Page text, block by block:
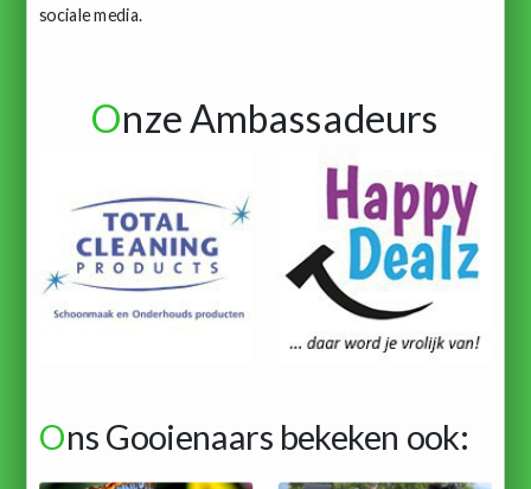
sociale media.
Onze Ambassadeurs
Ons Gooienaars bekeken ook: